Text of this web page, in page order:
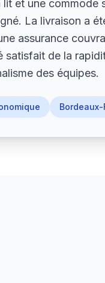
lit et une commode
La livraison a
assurance
satisfait de la
des équipes.
Bordeaux-